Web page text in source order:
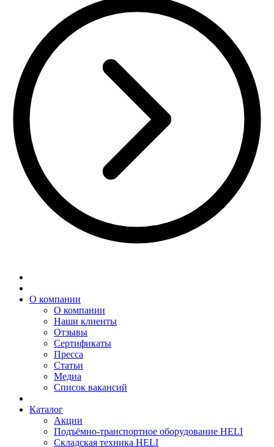
О компании
О компании
Наши клиенты
Отзывы
Сертификаты
Пресса
Статьи
Медиа
Список вакансий
Каталог
Акции
Подъёмно-транспортное оборудование HELI
Складская техника HELI